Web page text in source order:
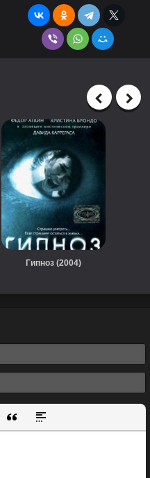
Гипноз (2004)
смайлик
Вставка цитаты
Вставка спойлера